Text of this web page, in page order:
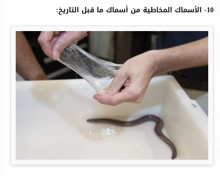
10- الأسماك المخاطية من أسماك ما قبل التاريخ: